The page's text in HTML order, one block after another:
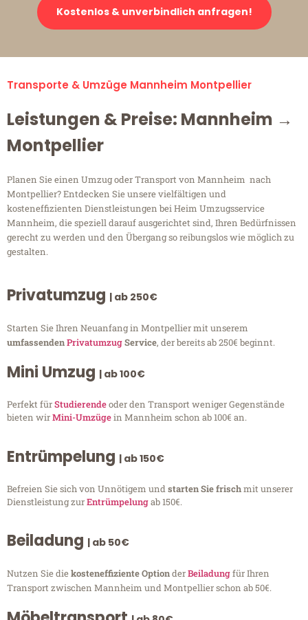
Kostenlos & unverbindlich anfragen!
Transporte & Umzüge Mannheim Montpellier
Leistungen & Preise: Mannheim →
Montpellier
Planen Sie einen Umzug oder Transport von Mannheim nach
Montpellier? Entdecken Sie unsere vielfältigen und
kosteneffizienten Dienstleistungen bei Heim Umzugsservice
Mannheim, die speziell darauf ausgerichtet sind, Ihren Bedürfnissen
gerecht zu werden und den Übergang so reibungslos wie möglich zu
gestalten.
Privatumzug | ab 250€
Starten Sie Ihren Neuanfang in Montpellier mit unserem
umfassendenPrivatumzugService, der bereits ab 250€ beginnt.
Mini Umzug | ab 100€
Perfekt fürStudierendeoder den Transport weniger Gegenstände
bieten wirMini-Umzügein Mannheim schon ab 100€ an.
Entrümpelung | ab 150€
Befreien Sie sich von Unnötigem undstarten Sie frischmit unserer
Dienstleistung zurEntrümpelungab 150€.
Beiladung | ab 50€
Nutzen Sie diekosteneffiziente OptionderBeiladungfür Ihren
Transport zwischen Mannheim und Montpellier schon ab 50€.